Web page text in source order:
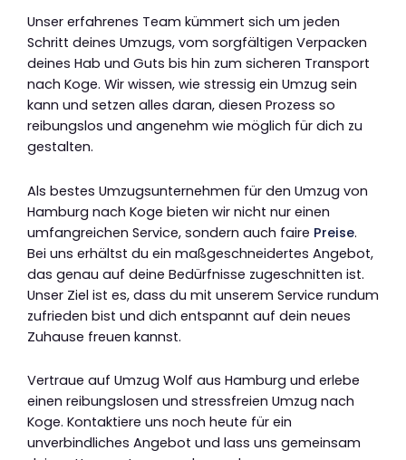
Unser erfahrenes Team kümmert sich um jeden
Schritt deines Umzugs, vom sorgfältigen Verpacken
deines Hab und Guts bis hin zum sicheren Transport
nach Koge. Wir wissen, wie stressig ein Umzug sein
kann und setzen alles daran, diesen Prozess so
reibungslos und angenehm wie möglich für dich zu
gestalten.
Als bestes Umzugsunternehmen für den Umzug von
Hamburg nach Koge bieten wir nicht nur einen
umfangreichen Service, sondern auch faire Preise.
Bei uns erhältst du ein maßgeschneidertes Angebot,
das genau auf deine Bedürfnisse zugeschnitten ist.
Unser Ziel ist es, dass du mit unserem Service rundum
zufrieden bist und dich entspannt auf dein neues
Zuhause freuen kannst.
Vertraue auf Umzug Wolf aus Hamburg und erlebe
einen reibungslosen und stressfreien Umzug nach
Koge. Kontaktiere uns noch heute für ein
unverbindliches Angebot und lass uns gemeinsam